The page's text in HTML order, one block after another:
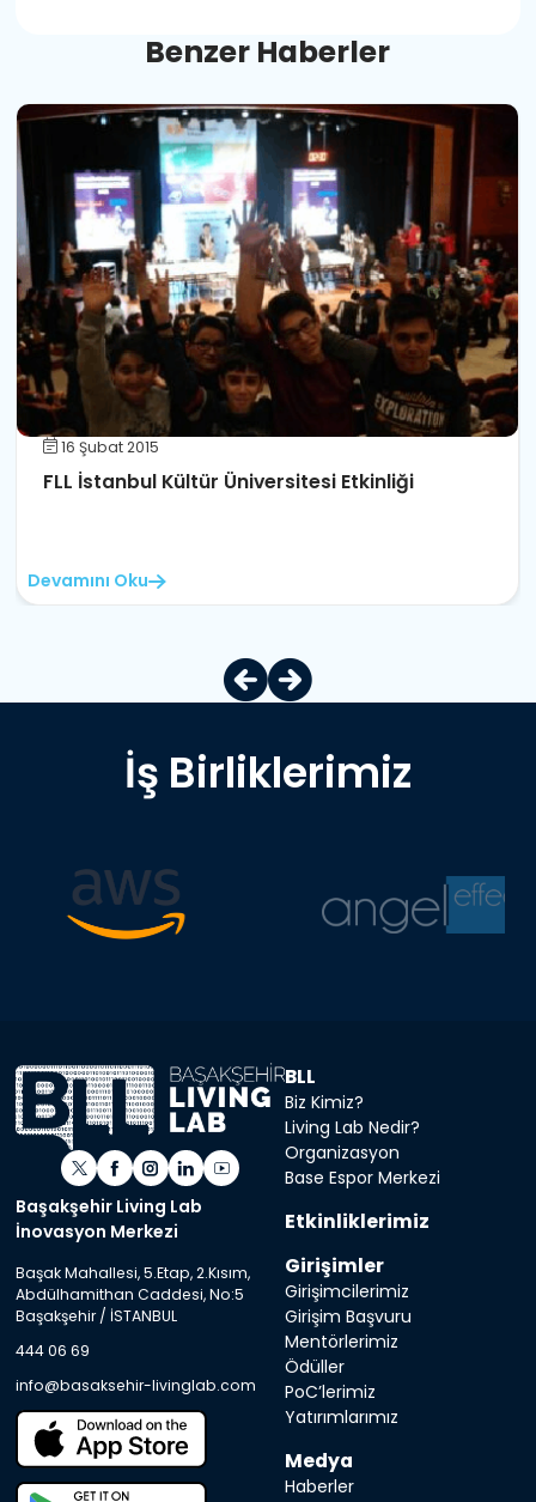
Benzer Haberler
16 Şubat 2015
FLL İstanbul Kültür Üniversitesi Etkinliği
Devamını Oku
İş Birliklerimiz
BLL
Biz Kimiz?
Living Lab Nedir?
Organizasyon
Base Espor Merkezi
Etkinliklerimiz
Girişimler
Girişimcilerimiz
Girişim Başvuru
Mentörlerimiz
Ödüller
PoC’lerimiz
Yatırımlarımız
Medya
Haberler
Başakşehir Living Lab
İnovasyon Merkezi
Başak Mahallesi, 5.Etap, 2.Kısım,
Abdülhamithan Caddesi, No:5
Başakşehir / İSTANBUL
444 06 69
info@basaksehir-livinglab.com